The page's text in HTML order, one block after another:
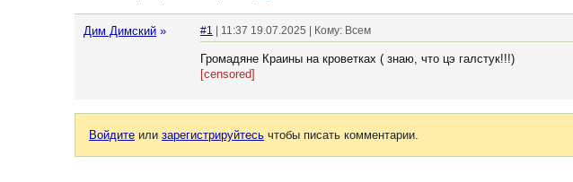
Дим Димский » #1 | 11:37 19.07.2025 | Кому: Всем
Громадяне Краины на кроветках ( знаю, что цэ галстук!!!)
[censored]
Войдите или зарегистрируйтесь чтобы писать комментарии.